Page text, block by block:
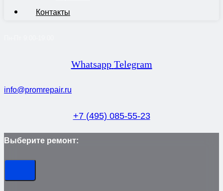
Контакты
Whatsapp Telegram
info@promrepair.ru
+7 (495) 085-55-23
Выберите ремонт: